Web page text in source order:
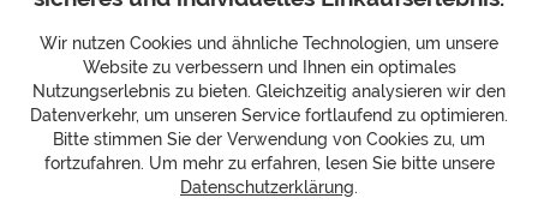
verzehrt werden um ein Austrocknen der Früchte zu
vermeiden. Man kann sie allerdings noch zwei bis drei
Tage im Kühlschrank lagern.
Wir nutzen Cookies und ähnliche Technologien, um unsere
Website zu verbessern und Ihnen ein optimales
Nutzungserlebnis zu bieten. Gleichzeitig analysieren wir den
Datenverkehr, um unseren Service fortlaufend zu optimieren.
Bitte stimmen Sie der Verwendung von Cookies zu, um
fortzufahren. Um mehr zu erfahren, lesen Sie bitte unsere
Datenschutzerklärung.